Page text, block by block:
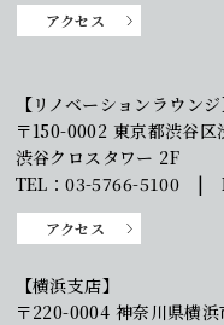
アクセス
【リノベーションラウンジ
〒150-0002 東京都渋谷区
渋谷クロスタワー 2F
TEL：03-5766-5100 |
アクセス
【横浜支店】
〒220-0004 神奈川県横